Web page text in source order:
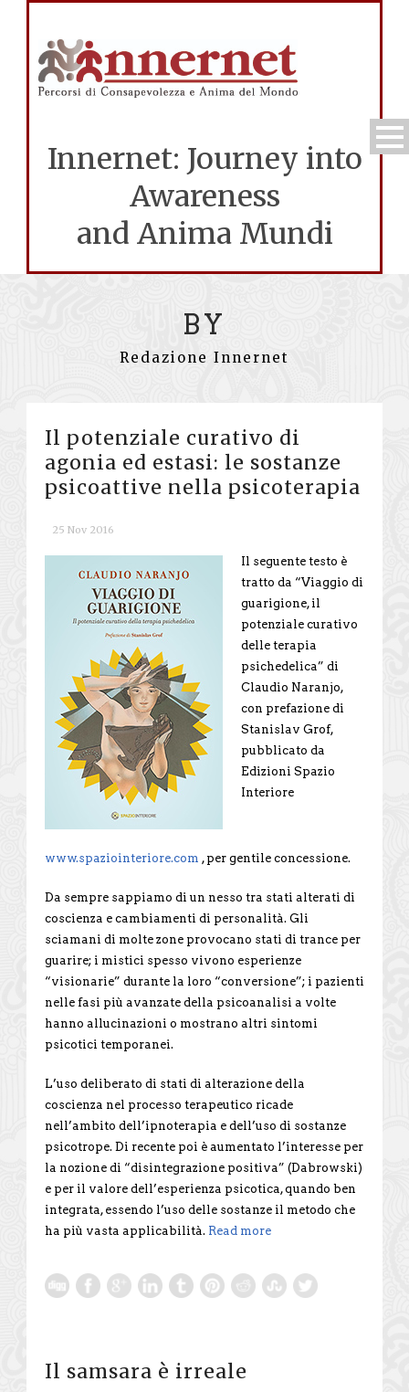
Innernet: Journey into
Awareness
and Anima Mundi
BY
Redazione Innernet
Il potenziale curativo di
agonia ed estasi: le sostanze
psicoattive nella psicoterapia
25 Nov 2016
Il seguente testo è
tratto da “Viaggio di
guarigione, il
potenziale curativo
delle terapia
psichedelica” di
Claudio Naranjo,
con prefazione di
Stanislav Grof,
pubblicato da
Edizioni Spazio
Interiore
www.spaziointeriore.com , per gentile concessione.
Da sempre sappiamo di un nesso tra stati alterati di
coscienza e cambiamenti di personalità. Gli
sciamani di molte zone provocano stati di trance per
guarire; i mistici spesso vivono esperienze
“visionarie” durante la loro “conversione”; i pazienti
nelle fasi più avanzate della psicoanalisi a volte
hanno allucinazioni o mostrano altri sintomi
psicotici temporanei.
L’uso deliberato di stati di alterazione della
coscienza nel processo terapeutico ricade
nell’ambito dell’ipnoterapia e dell’uso di sostanze
psicotrope. Di recente poi è aumentato l’interesse per
la nozione di “disintegrazione positiva” (Dabrowski)
e per il valore dell’esperienza psicotica, quando ben
integrata, essendo l’uso delle sostanze il metodo che
ha più vasta applicabilità. Read more
Il samsara è irreale